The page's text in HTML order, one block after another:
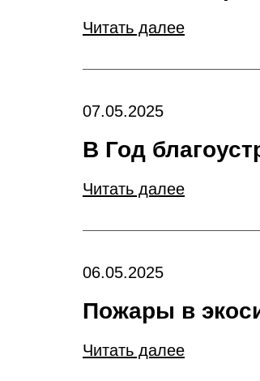
Читать далее
07.05.2025
В Год
Читать далее
06.05.2025
Пожары в
Читать далее